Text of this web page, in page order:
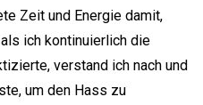
Zeit und Energie damit,
ich kontinuierlich die
verstand ich nach und
um den Hass zu